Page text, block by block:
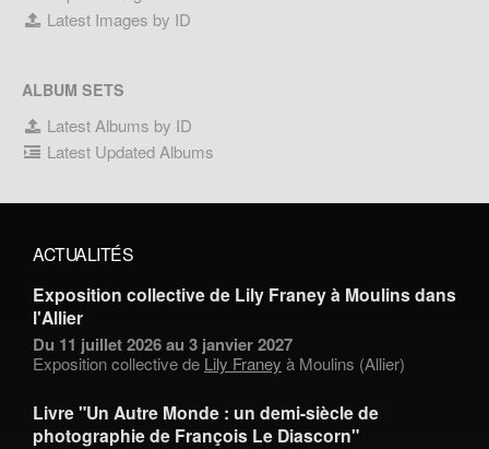
Latest Images by ID
ALBUM SETS
Latest Albums by ID
Latest Updated Albums
ACTUALITÉS
Exposition collective de Lily Franey à Moulins dans
l'Allier
Du 11 juillet 2026 au 3 janvier 2027
Exposition collective de Lily Franey à Moulins (Allier)
Livre "Un Autre Monde : un demi-siècle de
photographie de François Le Diascorn"